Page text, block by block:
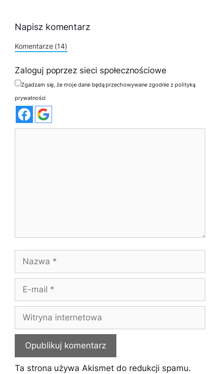
Napisz komentarz
Komentarze (14)
Zaloguj poprzez sieci społecznościowe
Zgadzam się, że moje dane będą przechowywane zgodnie z polityką
prywatności
Nazwa
Witryna
internetowa
Ta strona używa Akismet do redukcji spamu.